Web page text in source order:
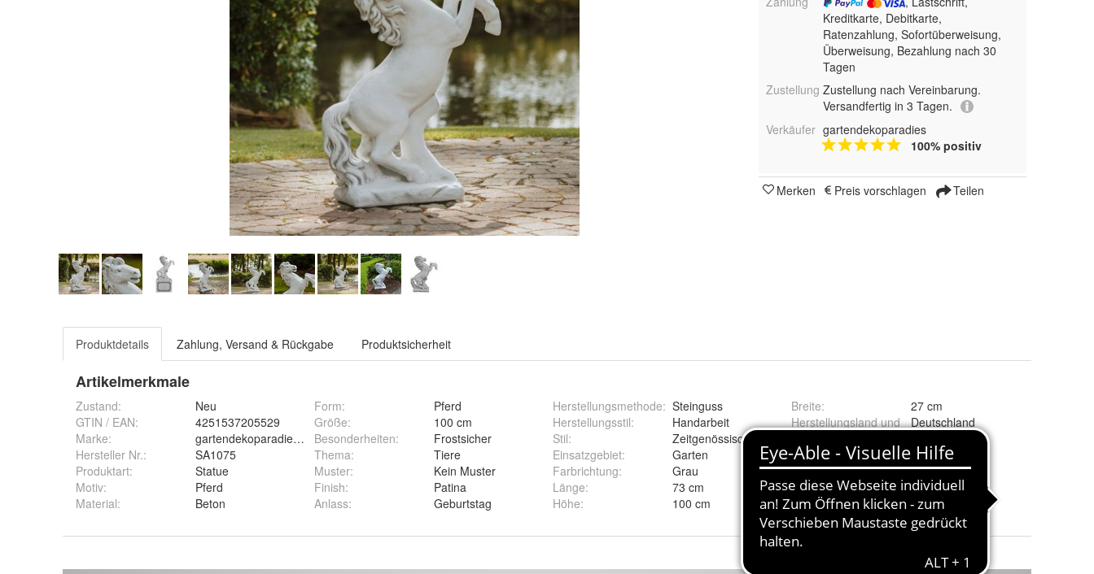
Kreditkarte, Debitkarte,
Ratenzahlung, Sofortüberweisung,
Überweisung, Bezahlung nach 30
Tagen
Zustellung Zustellung nach Vereinbarung.
Versandfertig in 3 Tagen.
Verkäufer gartendekoparadies
100% positiv
Merken Preis vorschlagen Teilen
Produktdetails Zahlung, Versand & Rückgabe Produktsicherheit
Artikelmerkmale
Zustand:
Neu
GTIN / EAN:
4251537205529
Marke:
gartendekoparadies.de
Hersteller Nr.:
SA1075
Produktart:
Statue
Motiv:
Pferd
Material: Beton
Form:
Pferd
Größe:
100 cm
Besonderheiten:
Frostsicher
Thema:
Tiere
Muster:
Kein Muster
Finish:
Patina
Anlass: Geburtstag
Herstellungsmethode: Steinguss
Herstellungsstil:
Handarbeit
Stil:
Zeitgenössisch
Einsatzgebiet:
Garten
Farbrichtung:
Grau
Länge:
73 cm
Höhe: 100 cm
Breite:
27 cm
Herstellungsland und
Deutschland
Gewicht : 98 kg